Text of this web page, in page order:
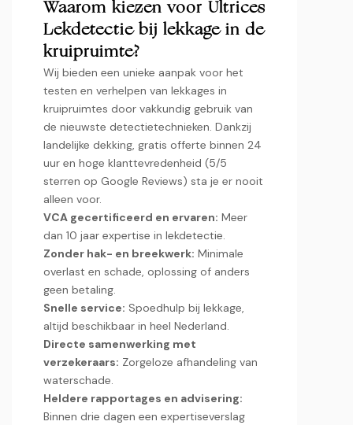
Waarom kiezen voor Ultrices
Lekdetectie bij lekkage in de
kruipruimte?
Wij bieden een unieke aanpak voor het
testen en verhelpen van lekkages in
kruipruimtes door vakkundig gebruik van
de nieuwste detectietechnieken.​ Dankzij
landelijke dekking, gratis offerte binnen 24
uur en hoge klanttevredenheid (5/5
sterren op Google Reviews) sta je er nooit
alleen voor.​
VCA gecertificeerd en ervaren: Meer
dan 10 jaar expertise in lekdetectie.​
Zonder hak- en breekwerk: Minimale
overlast en schade, oplossing of anders
geen betaling.​
Snelle service: Spoedhulp bij lekkage,
altijd beschikbaar in heel Nederland.​
Directe samenwerking met
verzekeraars: Zorgeloze afhandeling van
waterschade.​
Heldere rapportages en advisering:
Binnen drie dagen een expertiseverslag